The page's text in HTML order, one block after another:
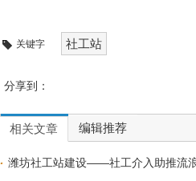
关键字 社工站
分享到：
相关文章 编辑推荐
潍坊社工站建设——社工介入助推流